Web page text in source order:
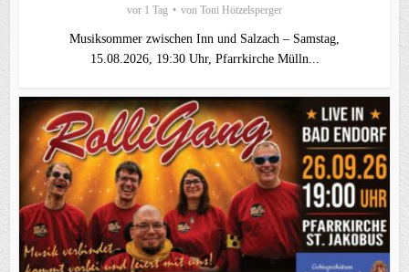
vor 1 Tag von Toni Hötzelsperger
Musiksommer zwischen Inn und Salzach – Samstag,
15.08.2026, 19:30 Uhr, Pfarrkirche Mülln...